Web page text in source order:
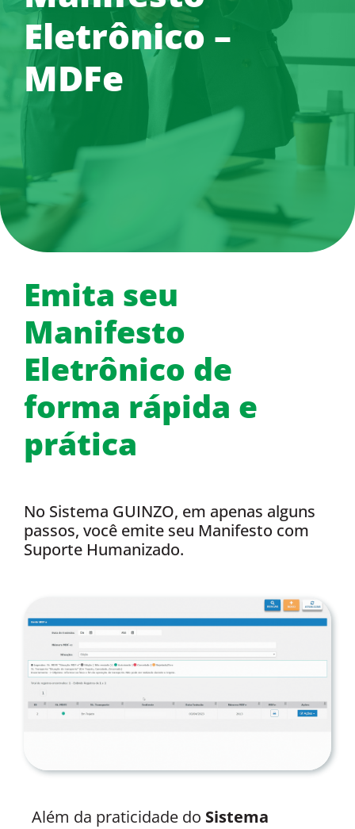
Eletrônico –
MDFe
Emita seu
Manifesto
Eletrônico de
forma rápida e
prática
No Sistema GUINZO, em apenas alguns
passos, você emite seu Manifesto com
Suporte Humanizado.
Além da praticidade do Sistema